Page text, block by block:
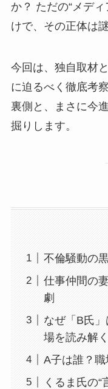
か？ ただの“メデ
けで、その正体は
今回は、独自取材
に迫るべく徹底考
裏側と、まさに今
掘りします。
不倫騒動の
仕事仲間の
劇
なぜ「B氏
場を読み解く
A子は誰？職
くるま氏の“